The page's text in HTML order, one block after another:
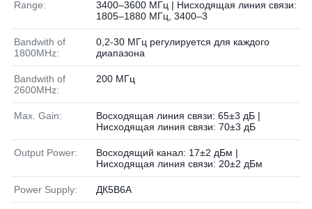
Range:
3400–3600 МГц | Нисходящая линия связи:
1805–1880 МГц, 3400–3
Bandwith of
1800MHz:
0,2-30 МГц регулируется для каждого
диапазона
Bandwith of
2600MHz:
200 МГц
Max. Gain:
Восходящая линия связи: 65±3 дБ |
Нисходящая линия связи: 70±3 дБ
Output Power:
Восходящий канал: 17±2 дБм |
Нисходящая линия связи: 20±2 дБм
Power Supply: ДК5В6А